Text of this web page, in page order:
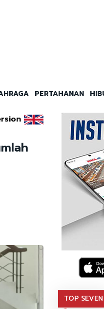
PERTAHANAN
TOP SEVEN